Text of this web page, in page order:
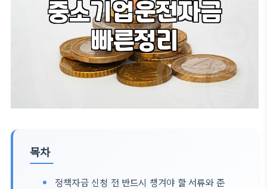
목차
정책자금 신청 전 반드시 챙겨야 할 서류와 준